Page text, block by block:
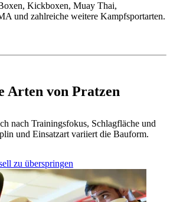
Kickboxen, Muay Thai,
und zahlreiche weitere Kampfsportarten.
Arten von Pratzen
nach Trainingsfokus, Schlagfläche und
und Einsatzart variiert die Bauform.
zu überspringen